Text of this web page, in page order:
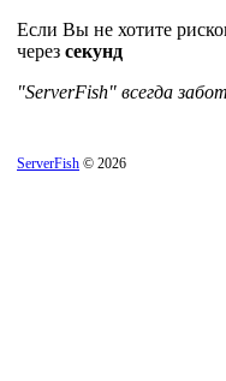
Если Вы не хотите
через секунд
"ServerFish" всегда
ServerFish © 2026